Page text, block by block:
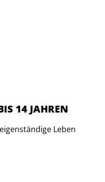
14 JAHREN
Leben